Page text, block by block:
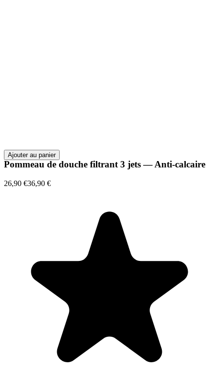
Ajouter au panier
Pommeau de douche filtrant 3 jets — Anti-calcaire
26,90 €36,90 €